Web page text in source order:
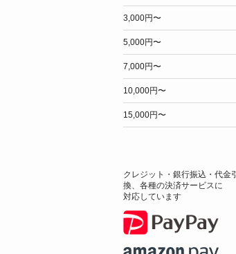
3,000円〜
5,000円〜
7,000円〜
10,000円〜
15,000円〜
クレジット・銀行振込・代金引
換、各種の決済サービスに
対応しています